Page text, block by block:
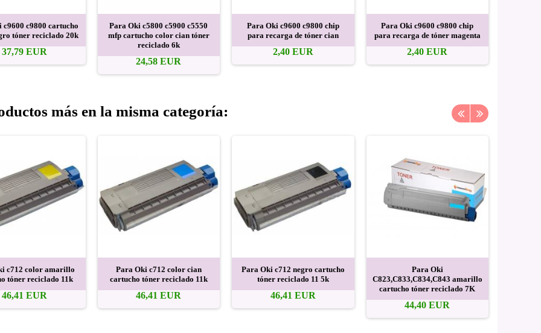
c9600 c9800 cartucho
tóner reciclado 20k
37,79 EUR
Para Oki c5800 c5900 c5550
mfp cartucho color cian tóner
reciclado 6k
24,58 EUR
Para Oki c9600 c9800 chip
para recarga de tóner cian
2,40 EUR
Para Oki c9600 c9800 chip
para recarga de tóner magenta
2,40 EUR
más en la misma categoría:
c712 color amarillo
tóner reciclado 11k
46,41 EUR
Para Oki c712 color cian
cartucho tóner reciclado 11k
46,41 EUR
Para Oki c712 negro cartucho
tóner reciclado 11 5k
46,41 EUR
Para Oki
C823,C833,C834,C843 amarillo
cartucho tóner reciclado 7K
44,40 EUR